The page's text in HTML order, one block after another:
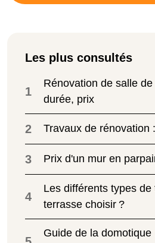
Les plus consultés
1
Rénovation de salle
durée, prix
2 Travaux de rénovation
3 Prix d'un mur en
4
Les différents types
terrasse choisir ?
Guide de la